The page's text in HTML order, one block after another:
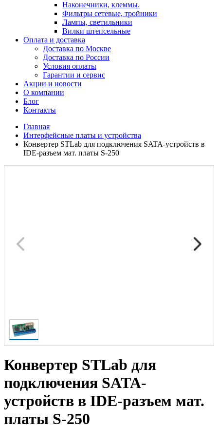
Наконечники, клеммы.
Фильтры сетевые, тройники
Лампы, светильники
Вилки штепсельные
Оплата и доставка
Доставка по Москве
Доставка по России
Условия оплаты
Гарантии и сервис
Акции и новости
О компании
Блог
Контакты
Главная
Интерфейсные платы и устройства
Конвертер STLab для подключения SATA-устройств в
IDE-разъем мат. платы S-250
Конвертер STLab для
подключения SATA-
устройств в IDE-разъем мат.
платы S-250